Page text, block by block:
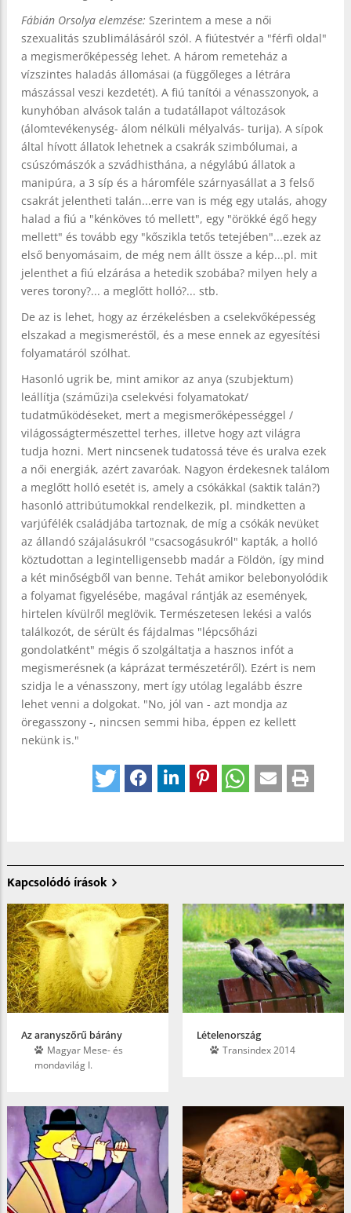
Fábián Orsolya elemzése: Szerintem a mese a női
szexualitás szublimálásáról szól. A fiútestvér a "férfi oldal"
a megismerőképesség lehet. A három remeteház a
vízszintes haladás állomásai (a függőleges a létrára
mászással veszi kezdetét). A fiú tanítói a vénasszonyok, a
kunyhóban alvások talán a tudatállapot változások
(álomtevékenység- álom nélküli mélyalvás- turija). A sípok
által hívott állatok lehetnek a csakrák szimbólumai, a
csúszómászók a szvádhisthána, a négylábú állatok a
manipúra, a 3 síp és a háromféle szárnyasállat a 3 felső
csakrát jelentheti talán...erre van is még egy utalás, ahogy
halad a fiú a "kénköves tó mellett", egy "örökké égő hegy
mellett" és tovább egy "kőszikla tetős tetejében"...ezek az
első benyomásaim, de még nem állt össze a kép...pl. mit
jelenthet a fiú elzárása a hetedik szobába? milyen hely a
veres torony?... a meglőtt holló?... stb.
De az is lehet, hogy az érzékelésben a cselekvőképesség
elszakad a megismeréstől, és a mese ennek az egyesítési
folyamatáról szólhat.
Hasonló ugrik be, mint amikor az anya (szubjektum)
leállítja (száműzi)a cselekvési folyamatokat/
tudatműködéseket, mert a megismerőképességgel /
világosságtermészettel terhes, illetve hogy azt világra
tudja hozni. Mert nincsenek tudatossá téve és uralva ezek
a női energiák, azért zavaróak. Nagyon érdekesnek találom
a meglőtt holló esetét is, amely a csókákkal (saktik talán?)
hasonló attribútumokkal rendelkezik, pl. mindketten a
varjúfélék családjába tartoznak, de míg a csókák nevüket
az állandó szájalásukról "csacsogásukról" kapták, a holló
köztudottan a legintelligensebb madár a Földön, így mind
a két minőségből van benne. Tehát amikor belebonyolódik
a folyamat figyelésébe, magával rántják az események,
hirtelen kívülről meglövik. Természetesen lekési a valós
találkozót, de sérült és fájdalmas "lépcsőházi
gondolatként" mégis ő szolgáltatja a hasznos infót a
megismerésnek (a káprázat természetéről). Ezért is nem
szidja le a vénasszony, mert így utólag legalább észre
lehet venni a dolgokat. "No, jól van - azt mondja az
öregasszony -, nincsen semmi hiba, éppen ez kellett
nekünk is."
Kapcsolódó írások
Az aranyszőrű bárány
Magyar Mese- és
mondavilág I.
Lételenország
Trans­index 2014